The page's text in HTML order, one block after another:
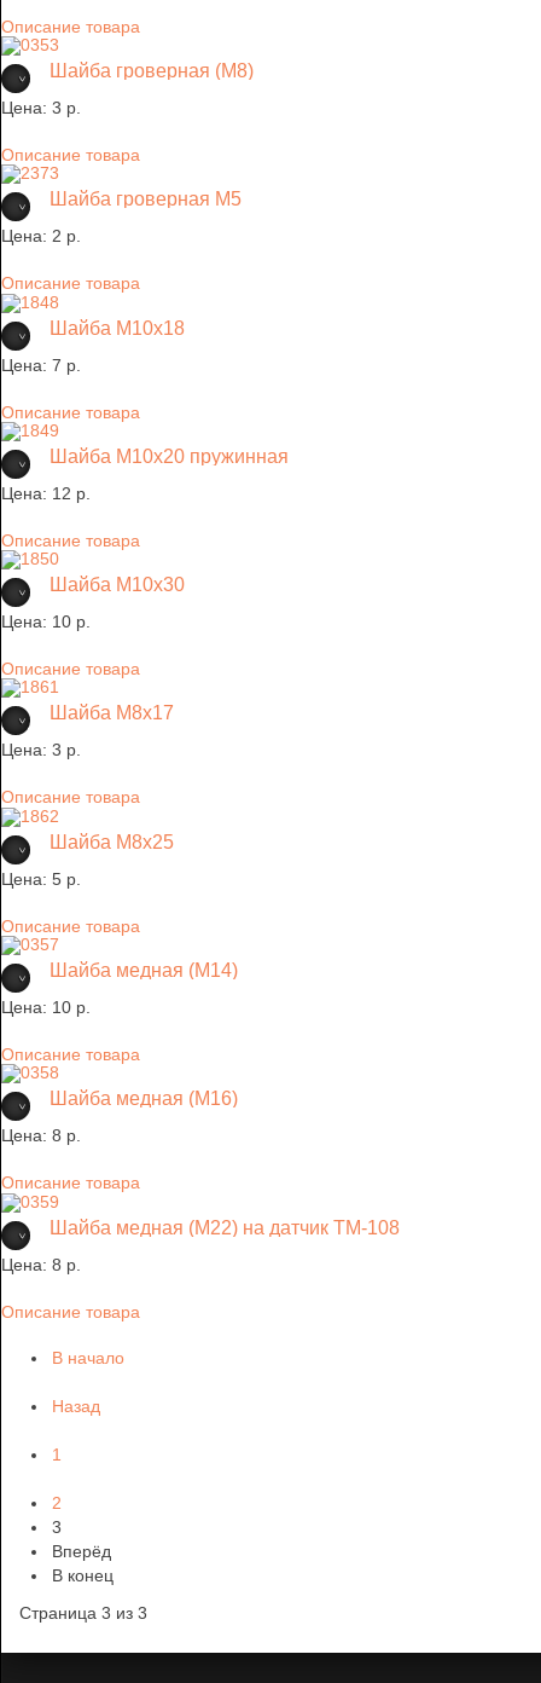
Описание товара
Шайба гроверная (М8)
Цена: 3 p.
Описание товара
Шайба гроверная М5
Цена: 2 p.
Описание товара
Шайба М10х18
Цена: 7 p.
Описание товара
Шайба М10х20 пружинная
Цена: 12 p.
Описание товара
Шайба М10х30
Цена: 10 p.
Описание товара
Шайба М8х17
Цена: 3 p.
Описание товара
Шайба М8х25
Цена: 5 p.
Описание товара
Шайба медная (М14)
Цена: 10 p.
Описание товара
Шайба медная (М16)
Цена: 8 p.
Описание товара
Шайба медная (М22) на датчик ТМ-108
Цена: 8 p.
Описание товара
В начало
Назад
1
2
3
Вперёд
В конец
Страница 3 из 3